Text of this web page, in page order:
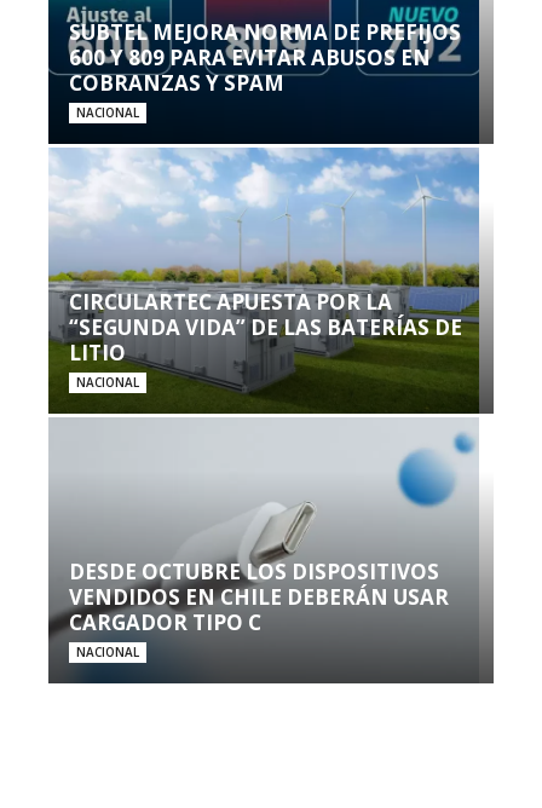
SUBTEL MEJORA NORMA DE PREFIJOS
600 Y 809 PARA EVITAR ABUSOS EN
COBRANZAS Y SPAM
NACIONAL
CIRCULARTEC APUESTA POR LA
“SEGUNDA VIDA” DE LAS BATERÍAS DE
LITIO
NACIONAL
DESDE OCTUBRE LOS DISPOSITIVOS
VENDIDOS EN CHILE DEBERÁN USAR
CARGADOR TIPO C
NACIONAL